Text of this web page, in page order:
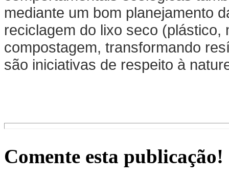
mediante um bom planejamento
reciclagem do lixo seco
compostagem, transformando
são iniciativas de respeito à
Comente esta publicação!